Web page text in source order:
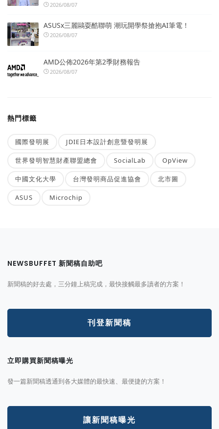
2026/08/07
ASUSx三麗鷗耍酷聯萌 潮玩開學祭搶抱AI筆電！
2026/08/07
AMD公佈2026年第2季財務報告
2026/08/07
熱門標籤
國際發明展 JDIE日本設計創意暨發明展
世界發明智慧財產聯盟總會 SocialLab OpView
中國文化大學 台灣發明商品促進協會 北市圖
ASUS Microchip
NEWSBUFFET 新聞稿自助吧
新聞稿的好去處，三分鐘上稿完成，最快接觸最多讀者的方案！
刊登新聞稿
立即購買新聞稿曝光
發一篇新聞稿透通到各大媒體的最快速、最便捷的方案！
讓新聞稿曝光